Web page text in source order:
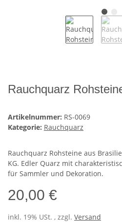
Rauchquarz
Artikelnummer: RS-0069
Kategorie: Rauchquarz
Rauchquarz Rohsteine aus
KG. Edler Quarz mit
für Sammler und Dekoration.
20,00 €
inkl. 19% USt. , zzgl. Versand